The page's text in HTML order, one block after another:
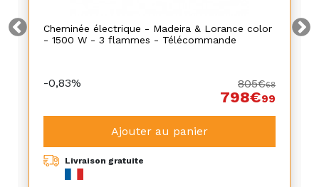
Cheminée électrique - Madeira & Lorance color
- 1500 W - 3 flammes - Télécommande
-0,83% 805€68
798€99
Ajouter au panier
Livraison gratuite